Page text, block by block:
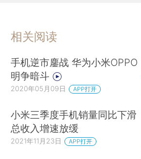
相关阅读
手机逆市鏖战 华为小米OPPO
明争暗斗
2020年05月09日 APP打开
小米三季度手机销量同比下滑
总收入增速放缓
2021年11月23日 APP打开